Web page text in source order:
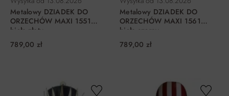
Metalowy DZIADEK DO
ORZECHÓW MAXI 1551
biało-złoty
789,00 zł
Metalowy DZIADEK DO
ORZECHÓW MAXI 1561
biało-czarny
789,00 zł